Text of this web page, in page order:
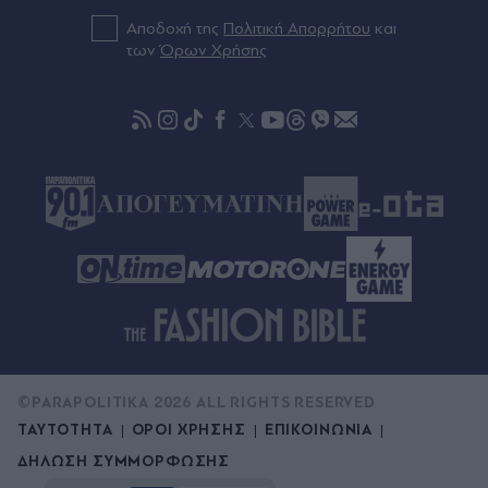
(Εικόνες)
Πριν 49 λεπτά
από την Ιταλία εν μέσω της διαμάχης για τη
Αποδοχή της Πολιτική Απορρήτου και
τωνΌρων Χρήσης
ΤΑΥΤΟΤΗΤΑ ΟΡΟΙ ΧΡΗΣΗΣ
ΕΠΙΚΟΙΝΩΝΙΑ
ΔΗΛΩΣΗ ΣΥΜΜΟΡΦΩΣΗΣ
©PARAPOLITIKA 2026 ALL RIGHTS RESERVED